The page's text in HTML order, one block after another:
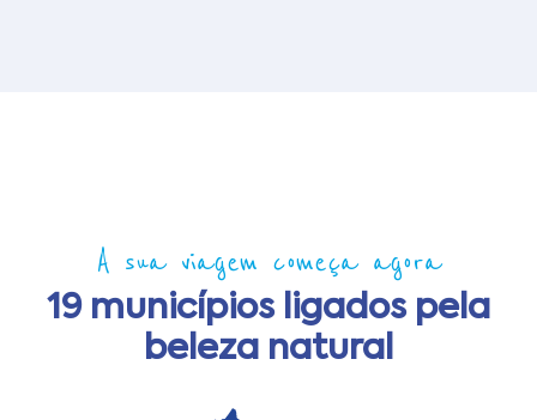
A sua viagem começa agora
19 municípios ligados pela
beleza natural